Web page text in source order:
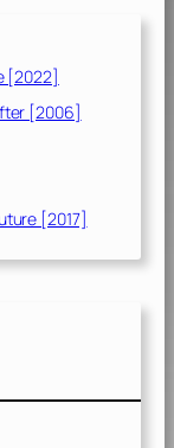
[2022]
[2006]
[2017]